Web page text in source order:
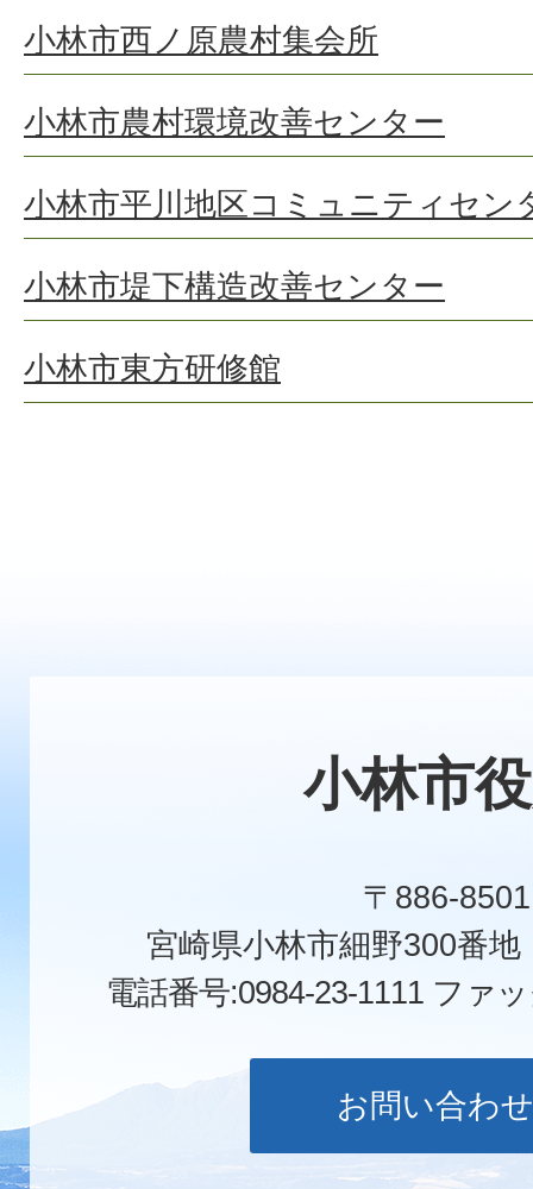
小林市西ノ原農村集会所
小林市農村環境改善センター
小林市平川地区コミュニティセン
小林市堤下構造改善センター
小林市東方研修館
小林市
〒886-8501
宮崎県小林市細野300番
電話番号:0984-23-1111 ファ
お問い合わせ